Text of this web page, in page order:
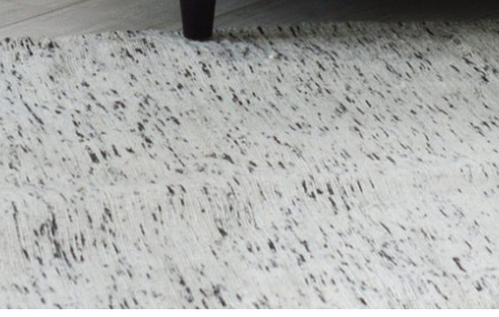
SOBRE NÓS
QUEM SOMOS
DAYSE ALMEIDA – IMOBILIÁRIA
PROPRIEDADES
SERVIÇOS